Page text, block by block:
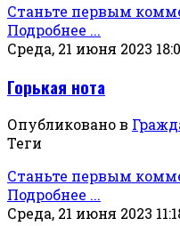
Станьте первым
Подробнее ...
Среда, 21 июня 2023
Горькая нота
Опубликовано в
Теги
Станьте первым
Подробнее ...
Среда, 21 июня 2023